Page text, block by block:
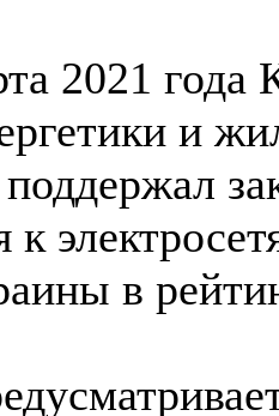
2021
и
поддержал
к
в